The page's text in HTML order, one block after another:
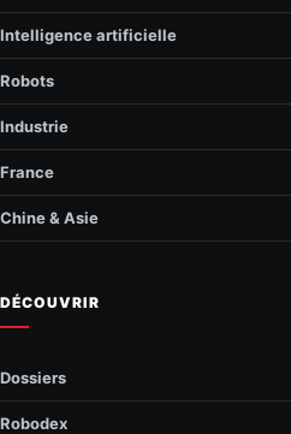
Intelligence artificielle
Robots
Industrie
France
Chine & Asie
DÉCOUVRIR
Dossiers
Robodex